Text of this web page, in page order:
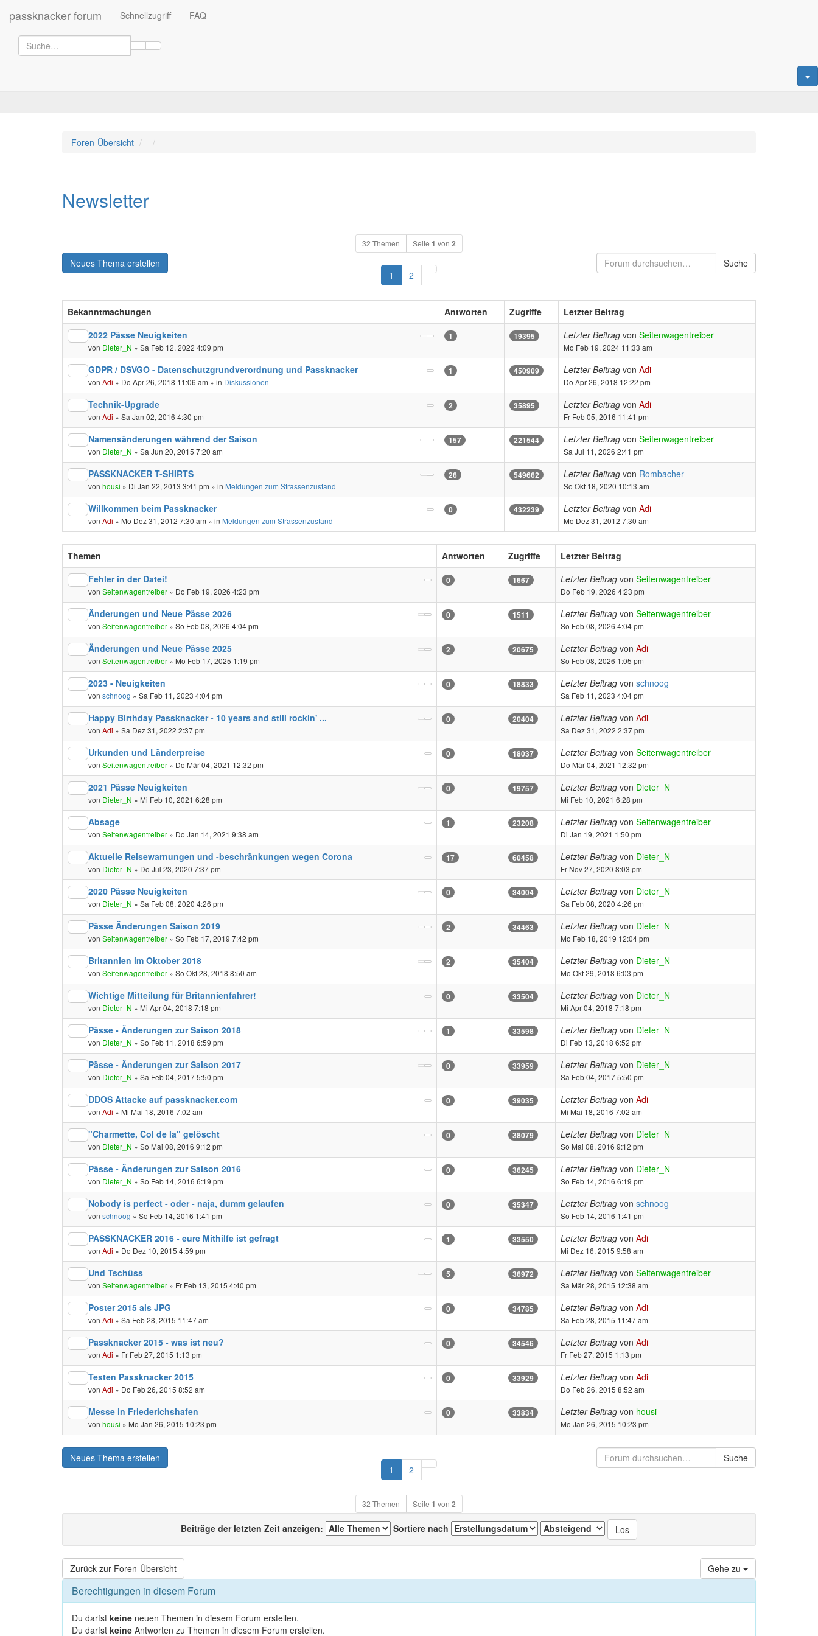
passknacker forum Schnellzugriff FAQ
Foren-Übersicht
Newsletter
32 Themen Seite 1 von 2
Neues Thema erstellen
1
2 Nächste
Suche
Bekanntmachungen Antworten Zugriffe
Letzter Beitrag
2022 Pässe Neuigkeiten
von Dieter_N » Sa Feb 12, 2022 4:09 pm
1 19395 Letzter Beitrag von Seitenwagentreiber
Mo Feb 19, 2024 11:33 am
GDPR / DSVGO - Datenschutzgrundverordnung und Passknacker
von Adi » Do Apr 26, 2018 11:06 am » in Diskussionen
1 450909 Letzter Beitrag von Adi
Do Apr 26, 2018 12:22 pm
Technik-Upgrade
von Adi » Sa Jan 02, 2016 4:30 pm
2 35895 Letzter Beitrag von Adi
Fr Feb 05, 2016 11:41 pm
Namensänderungen während der Saison
von Dieter_N » Sa Jun 20, 2015 7:20 am
157 221544 Letzter Beitrag von Seitenwagentreiber
Sa Jul 11, 2026 2:41 pm
PASSKNACKER T-SHIRTS
von housi » Di Jan 22, 2013 3:41 pm » in Meldungen zum Strassenzustand
26 549662 Letzter Beitrag von Rombacher
So Okt 18, 2020 10:13 am
Willkommen beim Passknacker
von Adi » Mo Dez 31, 2012 7:30 am » in Meldungen zum Strassenzustand
0 432239 Letzter Beitrag von Adi
Mo Dez 31, 2012 7:30 am
Themen Antworten Zugriffe
Letzter Beitrag
Fehler in der Datei!
von Seitenwagentreiber » Do Feb 19, 2026 4:23 pm
0 1667 Letzter Beitrag von Seitenwagentreiber
Do Feb 19, 2026 4:23 pm
Änderungen und Neue Pässe 2026
von Seitenwagentreiber » So Feb 08, 2026 4:04 pm
0 1511 Letzter Beitrag von Seitenwagentreiber
So Feb 08, 2026 4:04 pm
Änderungen und Neue Pässe 2025
von Seitenwagentreiber » Mo Feb 17, 2025 1:19 pm
2 20675 Letzter Beitrag von Adi
So Feb 08, 2026 1:05 pm
2023 - Neuigkeiten
von schnoog » Sa Feb 11, 2023 4:04 pm
0 18833 Letzter Beitrag von schnoog
Sa Feb 11, 2023 4:04 pm
Happy Birthday Passknacker - 10 years and still rockin' ...
von Adi » Sa Dez 31, 2022 2:37 pm
0 20404 Letzter Beitrag von Adi
Sa Dez 31, 2022 2:37 pm
Urkunden und Länderpreise
von Seitenwagentreiber » Do Mär 04, 2021 12:32 pm
0 18037 Letzter Beitrag von Seitenwagentreiber
Do Mär 04, 2021 12:32 pm
2021 Pässe Neuigkeiten
von Dieter_N » Mi Feb 10, 2021 6:28 pm
0 19757 Letzter Beitrag von Dieter_N
Mi Feb 10, 2021 6:28 pm
Absage
von Seitenwagentreiber » Do Jan 14, 2021 9:38 am
1 23208 Letzter Beitrag von Seitenwagentreiber
Di Jan 19, 2021 1:50 pm
Aktuelle Reisewarnungen und -beschränkungen wegen Corona
von Dieter_N » Do Jul 23, 2020 7:37 pm
17 60458 Letzter Beitrag von Dieter_N
Fr Nov 27, 2020 8:03 pm
2020 Pässe Neuigkeiten
von Dieter_N » Sa Feb 08, 2020 4:26 pm
0 34004 Letzter Beitrag von Dieter_N
Sa Feb 08, 2020 4:26 pm
Pässe Änderungen Saison 2019
von Seitenwagentreiber » So Feb 17, 2019 7:42 pm
2 34463 Letzter Beitrag von Dieter_N
Mo Feb 18, 2019 12:04 pm
Britannien im Oktober 2018
von Seitenwagentreiber » So Okt 28, 2018 8:50 am
2 35404 Letzter Beitrag von Dieter_N
Mo Okt 29, 2018 6:03 pm
Wichtige Mitteilung für Britannienfahrer!
von Dieter_N » Mi Apr 04, 2018 7:18 pm
0 33504 Letzter Beitrag von Dieter_N
Mi Apr 04, 2018 7:18 pm
Pässe - Änderungen zur Saison 2018
von Dieter_N » So Feb 11, 2018 6:59 pm
1 33598 Letzter Beitrag von Dieter_N
Di Feb 13, 2018 6:52 pm
Pässe - Änderungen zur Saison 2017
von Dieter_N » Sa Feb 04, 2017 5:50 pm
0 33959 Letzter Beitrag von Dieter_N
Sa Feb 04, 2017 5:50 pm
DDOS Attacke auf passknacker.com
von Adi » Mi Mai 18, 2016 7:02 am
0 39035 Letzter Beitrag von Adi
Mi Mai 18, 2016 7:02 am
"Charmette, Col de la" gelöscht
von Dieter_N » So Mai 08, 2016 9:12 pm
0 38079 Letzter Beitrag von Dieter_N
So Mai 08, 2016 9:12 pm
Pässe - Änderungen zur Saison 2016
von Dieter_N » So Feb 14, 2016 6:19 pm
0 36245 Letzter Beitrag von Dieter_N
So Feb 14, 2016 6:19 pm
Nobody is perfect - oder - naja, dumm gelaufen
von schnoog » So Feb 14, 2016 1:41 pm
0 35347 Letzter Beitrag von schnoog
So Feb 14, 2016 1:41 pm
PASSKNACKER 2016 - eure Mithilfe ist gefragt
von Adi » Do Dez 10, 2015 4:59 pm
1 33550 Letzter Beitrag von Adi
Mi Dez 16, 2015 9:58 am
Und Tschüss
von Seitenwagentreiber » Fr Feb 13, 2015 4:40 pm
5 36972 Letzter Beitrag von Seitenwagentreiber
Sa Mär 28, 2015 12:38 am
Poster 2015 als JPG
von Adi » Sa Feb 28, 2015 11:47 am
0 34785 Letzter Beitrag von Adi
Sa Feb 28, 2015 11:47 am
Passknacker 2015 - was ist neu?
von Adi » Fr Feb 27, 2015 1:13 pm
0 34546 Letzter Beitrag von Adi
Fr Feb 27, 2015 1:13 pm
Testen Passknacker 2015
von Adi » Do Feb 26, 2015 8:52 am
0 33929 Letzter Beitrag von Adi
Do Feb 26, 2015 8:52 am
Messe in Friederichshafen
von housi » Mo Jan 26, 2015 10:23 pm
0 33834 Letzter Beitrag von housi
Mo Jan 26, 2015 10:23 pm
Neues Thema erstellen
1
2 Nächste
Suche
32 Themen Seite 1 von 2
Beiträge der letzten Zeit anzeigen: Sortiere nach
Zurück zur Foren-Übersicht Gehe zu
Berechtigungen in diesem Forum
Du darfst keine neuen Themen in diesem Forum erstellen.
Du darfst keine Antworten zu Themen in diesem Forum erstellen.